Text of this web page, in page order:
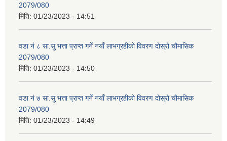
2079/080
मिति: 01/23/2023 - 14:51
वडा नं ८ सा.सु भत्ता प्राप्त गर्ने नयाँ लाभग्रहीको विवरण दोस्रो चौमासिक
2079/080
मिति: 01/23/2023 - 14:50
वडा नं ७ सा.सु भत्ता प्राप्त गर्ने नयाँ लाभग्रहीको विवरण दोस्रो चौमासिक
2079/080
मिति: 01/23/2023 - 14:49